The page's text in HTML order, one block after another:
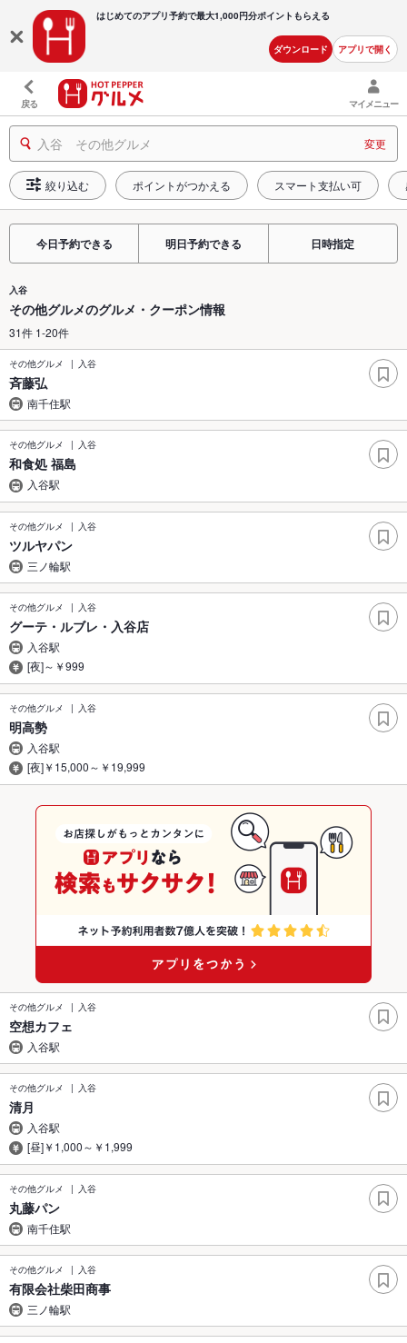
はじめてのアプリ予約で最大1,000円分ポイントもらえる
ダウンロード アプリで開く
戻る マイメニュー
入谷 その他グルメ 変更
絞り込む ポイントがつかえる スマート支払い可
今日予約できる 明日予約できる 日時指定
入谷
その他グルメのグルメ・クーポン情報
31件 1-20件
その他グルメ 入谷
斉藤弘
南千住駅
その他グルメ 入谷
和食処 福島
入谷駅
その他グルメ 入谷
ツルヤパン
三ノ輪駅
その他グルメ 入谷
グーテ・ルブレ・入谷店
入谷駅
[夜]～￥999
その他グルメ 入谷
明高勢
入谷駅
[夜]￥15,000～￥19,999
その他グルメ 入谷
空想カフェ
入谷駅
その他グルメ 入谷
清月
入谷駅
[昼]￥1,000～￥1,999
その他グルメ 入谷
丸藤パン
南千住駅
その他グルメ 入谷
有限会社柴田商事
三ノ輪駅